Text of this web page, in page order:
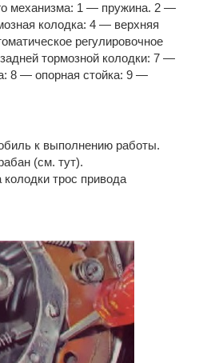
механизма: 1 — пружина. 2 —
колодка: 4 — верхняя
регулировочное
тормозной колодки: 7 —
8 — опорная стойка: 9 —
к выполнению работы.
(см. тут).
трос привода